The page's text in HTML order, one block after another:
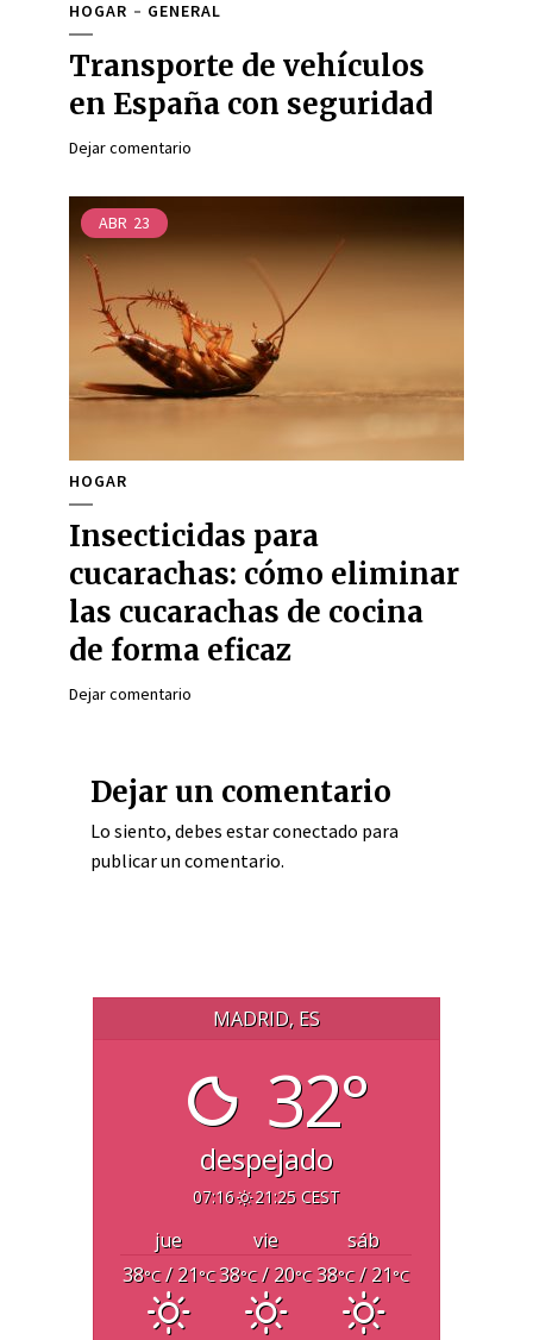
HOGAR GENERAL
Transporte de vehículos
en España con seguridad
Dejar comentario
ABR 23
HOGAR
Insecticidas para
cucarachas: cómo eliminar
las cucarachas de cocina
de forma eficaz
Dejar comentario
Dejar un comentario
Lo siento, debes estarconectado para
publicar un comentario.
MADRID, ES
32°
despejado
07:16 21:25 CEST
jue vie
sáb
38°C/ 21°C38°C/ 20°C 38°C/ 21°C